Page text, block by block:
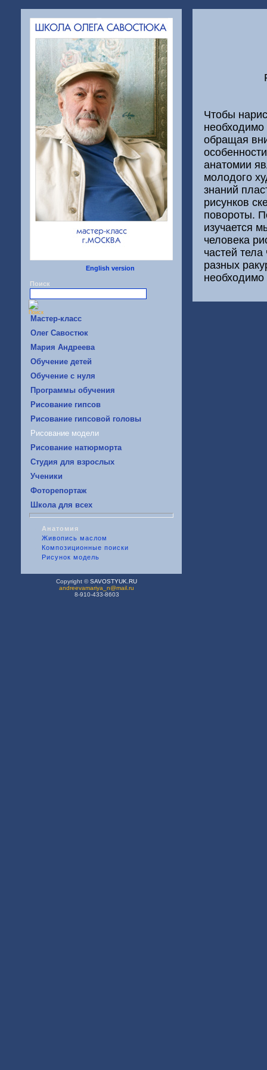
English version
Поиск
Mастер-класс
Oлег Савостюк
Мария Андреева
Обучение детей
Обучение с нуля
Программы обучения
Рисование гипсов
Рисование гипсовой головы
Рисование модели
Рисование натюрморта
Студия для взрослых
Ученики
Фоторепортаж
Школа для всех
Анатомия
Живопись маслом
Композиционные поиски
Рисунок модель
Чтобы
необходимо
обращая
анатомии
молодого
знаний
рисунков
повороты.
изучается
человека
частей
разных
Copyright ©SAVOSTYUK.RU
andreevamariya_n@mail.ru
8-910-433-8603